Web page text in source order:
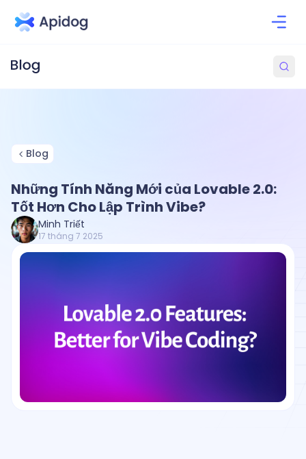
Blog
Những Tính Năng Mới của Lovable 2.0:
Tốt Hơn Cho Lập Trình Vibe?
Minh Triết
17 tháng 7 2025